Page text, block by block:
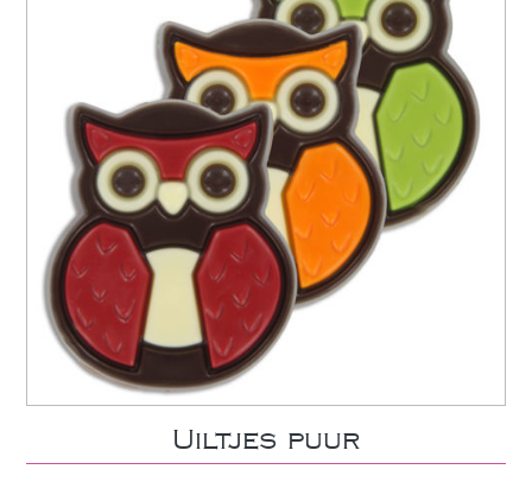
Uiltjes puur